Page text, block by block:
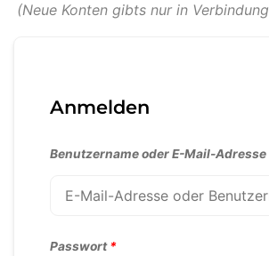
(Neue Konten gibts nur in
Anmelden
Benutzername oder E-Mail-Adresse
Passwort*